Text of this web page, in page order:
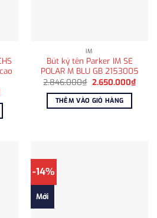
IM
Bút ký tên Parker IM SE
POLAR M BLU GB 2153005
2.846.000₫ Giá
là:
2.846.000₫.
2.650.000₫Giá
hiện
THÊM VÀO GIỎ HÀNG
-14%
Mới